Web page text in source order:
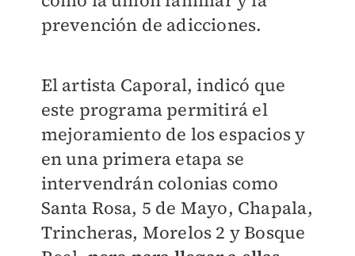
prevención de adicciones.
El artista Caporal, indicó que
este programa permitirá el
mejoramiento de los espacios y
en una primera etapa se
intervendrán colonias como
Santa Rosa, 5 de Mayo, Chapala,
Trincheras, Morelos 2 y Bosque